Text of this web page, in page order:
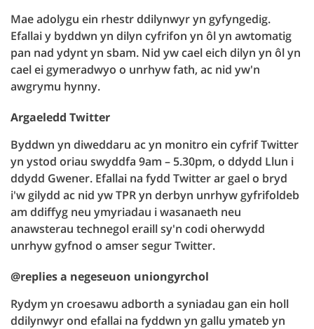
Mae adolygu ein rhestr ddilynwyr yn gyfyngedig.
Efallai y byddwn yn dilyn cyfrifon yn ôl yn awtomatig
pan nad ydynt yn sbam. Nid yw cael eich dilyn yn ôl yn
cael ei gymeradwyo o unrhyw fath, ac nid yw'n
awgrymu hynny.
Argaeledd Twitter
Byddwn yn diweddaru ac yn monitro ein cyfrif Twitter
yn ystod oriau swyddfa 9am – 5.30pm, o ddydd Llun i
ddydd Gwener. Efallai na fydd Twitter ar gael o bryd
i'w gilydd ac nid yw TPR yn derbyn unrhyw gyfrifoldeb
am ddiffyg neu ymyriadau i wasanaeth neu
anawsterau technegol eraill sy'n codi oherwydd
unrhyw gyfnod o amser segur Twitter.
@replies a negeseuon uniongyrchol
Rydym yn croesawu adborth a syniadau gan ein holl
ddilynwyr ond efallai na fyddwn yn gallu ymateb yn